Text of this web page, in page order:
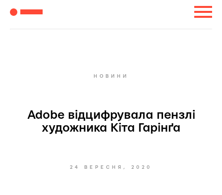
НОВИНИ
Adobe відцифрувала пензлі
художника Кіта Гарінґа
24 ВЕРЕСНЯ, 2020